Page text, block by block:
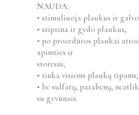
NAUDA:
• stimuliuoja plaukus ir
• stiprina ir gydo plaukus;
• po procedūros plaukai
apimties ir
storesni;
• tinka visiems plaukų tipams;
• be sulfatų, parabenų,
su gyvūnais.